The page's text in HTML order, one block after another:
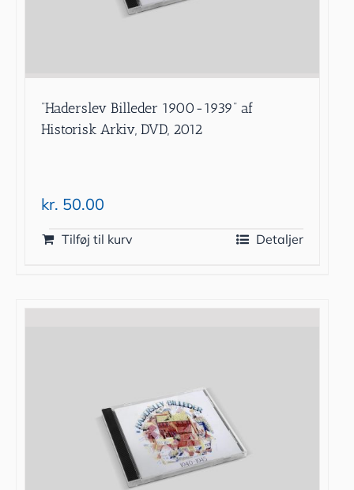
”Haderslev Billeder 1900-1939” af
Historisk Arkiv, DVD, 2012
kr. 50.00
Tilføj til kurv Detaljer